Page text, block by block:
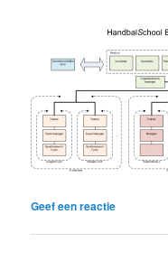
Geef een reactie